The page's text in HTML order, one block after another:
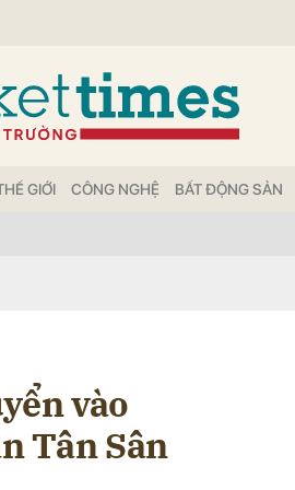
GIỚI CÔNG NGHỆ BẤT ĐỘNG SẢN
vào
Tân Sân